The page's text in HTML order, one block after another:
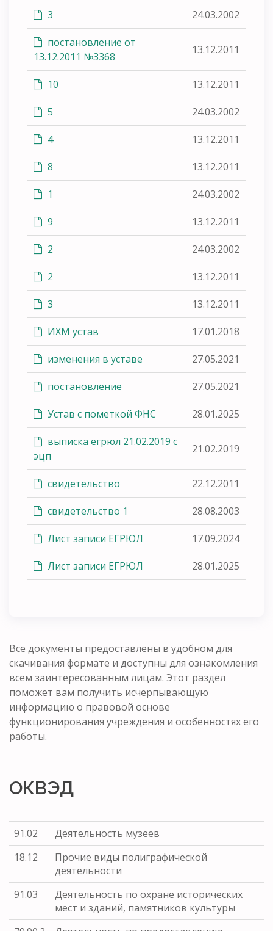
3 24.03.2002
постановление от
13.12.2011 №3368
13.12.2011
10 13.12.2011
5 24.03.2002
4 13.12.2011
8 13.12.2011
1 24.03.2002
9 13.12.2011
2 24.03.2002
2 13.12.2011
3 13.12.2011
ИХМ устав 17.01.2018
изменения в уставе 27.05.2021
постановление 27.05.2021
Устав с пометкой ФНС 28.01.2025
выписка егрюл 21.02.2019 с
эцп
21.02.2019
свидетельство 22.12.2011
свидетельство 1 28.08.2003
Лист записи ЕГРЮЛ 17.09.2024
Лист записи ЕГРЮЛ 28.01.2025
Все документы предоставлены в удобном для
скачивания формате и доступны для ознакомления
всем заинтересованным лицам. Этот раздел
поможет вам получить исчерпывающую
информацию о правовой основе
функционирования учреждения и особенностях его
работы.
ОКВЭД
91.02
Деятельность музеев
18.12
Прочие виды полиграфической
деятельности
91.03
Деятельность по охране исторических
мест и зданий, памятников культуры